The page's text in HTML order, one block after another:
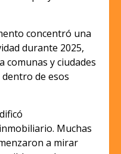
concentró una
durante 2025,
comunas y ciudades
de esos
Muchas
a mirar